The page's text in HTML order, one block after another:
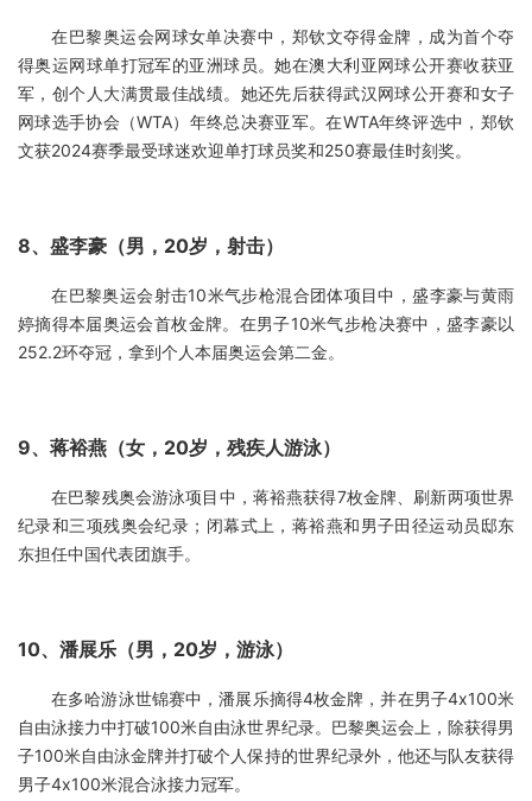
在巴黎奥运会网球女单决赛中，郑钦文夺得金牌，成为首个夺
得奥运网球单打冠军的亚洲球员。她在澳大利亚网球公开赛收获亚
军，创个人大满贯最佳战绩。她还先后获得武汉网球公开赛和女子
网球选手协会（WTA）年终总决赛亚军。在WTA年终评选中，郑钦
文获2024赛季最受球迷欢迎单打球员奖和250赛最佳时刻奖。
8、盛李豪（男，20岁，射击）
在巴黎奥运会射击10米气步枪混合团体项目中，盛李豪与黄雨
婷摘得本届奥运会首枚金牌。在男子10米气步枪决赛中，盛李豪以
252.2环夺冠，拿到个人本届奥运会第二金。
9、蒋裕燕（女，20岁，残疾人游泳）
在巴黎残奥会游泳项目中，蒋裕燕获得7枚金牌、刷新两项世界
纪录和三项残奥会纪录；闭幕式上，蒋裕燕和男子田径运动员邸东
东担任中国代表团旗手。
10、潘展乐（男，20岁，游泳）
在多哈游泳世锦赛中，潘展乐摘得4枚金牌，并在男子4x100米
自由泳接力中打破100米自由泳世界纪录。巴黎奥运会上，除获得男
子100米自由泳金牌并打破个人保持的世界纪录外，他还与队友获得
男子4x100米混合泳接力冠军。